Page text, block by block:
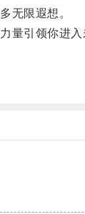
无限遐想。
引领你进入